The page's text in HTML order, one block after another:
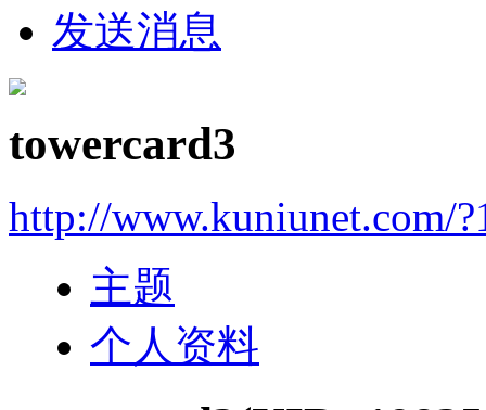
发送消息
towercard3
http://www.kuniunet.com/
主题
个人资料